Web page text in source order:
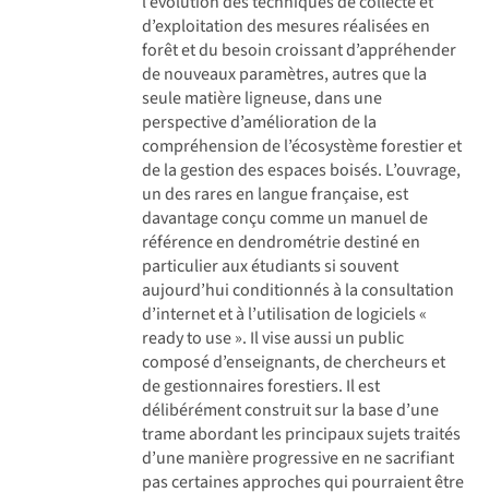
d’exploitation des mesures réalisées en
forêt et du besoin croissant d’appréhender
de nouveaux paramètres, autres que la
seule matière ligneuse, dans une
perspective d’amélioration de la
compréhension de l’écosystème forestier et
de la gestion des espaces boisés. L’ouvrage,
un des rares en langue française, est
davantage conçu comme un manuel de
référence en dendrométrie destiné en
particulier aux étudiants si souvent
aujourd’hui conditionnés à la consultation
d’internet et à l’utilisation de logiciels «
ready to use ». Il vise aussi un public
composé d’enseignants, de chercheurs et
de gestionnaires forestiers. Il est
délibérément construit sur la base d’une
trame abordant les principaux sujets traités
d’une manière progressive en ne sacrifiant
pas certaines approches qui pourraient être